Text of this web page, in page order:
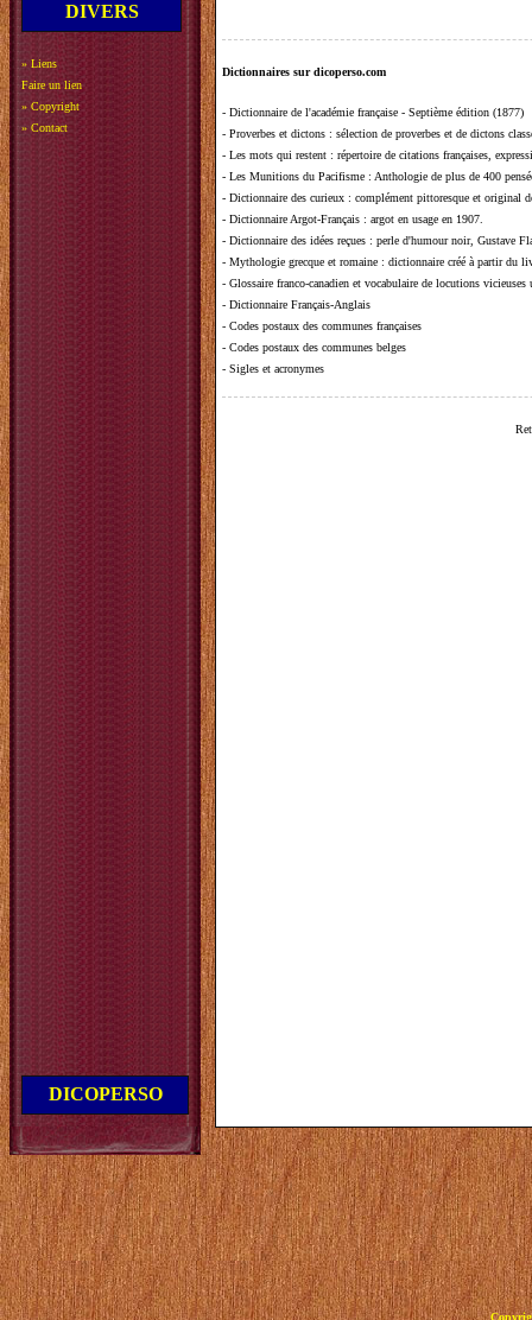
DIVERS
» Liens
Faire un lien
» Copyright
» Contact
DICOPERSO
Dictionnaires sur dicoperso.com
- Dictionnaire de l'académie française - Septième édition (1877)
- Proverbes et dictons : sélection de proverbes et de dictons
- Les mots qui restent : répertoire de citations françaises,
- Les Munitions du Pacifisme : Anthologie de plus de 400
- Dictionnaire des curieux : complément pittoresque et original
- Dictionnaire Argot-Français : argot en usage en 1907.
- Dictionnaire des idées reçues : perle d'humour noir, Gustave
- Mythologie grecque et romaine : dictionnaire créé à partir du
- Glossaire franco-canadien et vocabulaire de locutions vicieuses
- Dictionnaire Français-Anglais
- Codes postaux des communes françaises
- Codes postaux des communes belges
- Sigles et acronymes